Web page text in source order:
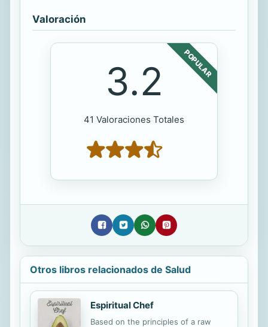
Valoración
POPULAR
3.2
41 Valoraciones Totales
Otros libros relacionados de Salud
Espiritual Chef
Based on the principles of a raw